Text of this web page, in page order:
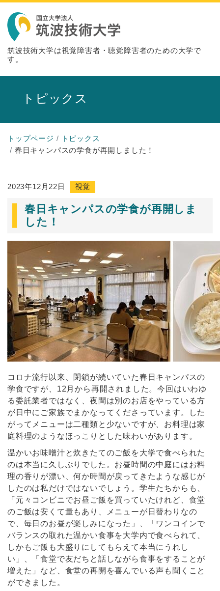
筑波技術大学は視覚障害者・聴覚障害者のための大学で
す。
トピックス
トップページ
トピックス
春日キャンパスの学食が再開しました！
2023年12月22日 視覚
春日キャンパスの学食が再開しま
した！
コロナ流行以来、閉鎖が続いていた春日キャンパスの
学食ですが、12月から再開されました。今回はいわゆ
る委託業者ではなく、夜間は別のお店をやっている方
が日中にご家族でまかなってくださっています。した
がってメニューは二種類と少ないですが、お料理は家
庭料理のようなほっこりとした味わいがあります。
温かいお味噌汁と炊きたてのご飯を大学で食べられた
のは本当に久しぶりでした。お昼時間の中庭にはお料
理の香りが漂い、何か時間が戻ってきたような感じが
したのは私だけではないでしょう。学生たちからも、
「元々コンビニでお昼ご飯を買っていたけれど、食堂
のご飯は安くて量もあり、メニューが日替わりなの
で、毎日のお昼が楽しみになった」、「ワンコインで
バランスの取れた温かい食事を大学内で食べられて、
しかもご飯も大盛りにしてもらえて本当にうれし
い」、「食堂で友だちと話しながら食事をすることが
増えた」など、食堂の再開を喜んでいる声も聞くこと
ができました。